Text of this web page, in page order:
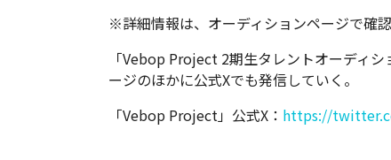
※詳細情報は、オーディションページで確認
「Vebop Project 2期生タレントオーディ
ージのほかに公式Xでも発信していく。
「Vebop Project」公式X： https://